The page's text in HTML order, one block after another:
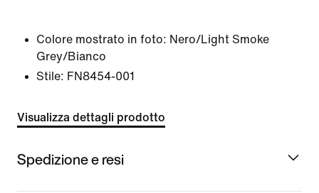
Colore mostrato in foto: Nero/Light Smoke
Grey/Bianco
Stile: FN8454-001
Visualizza dettagli prodotto
Spedizione e resi